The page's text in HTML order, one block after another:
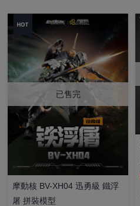
已售完
摩動核 BV-XH04 迅勇級 鐵浮
屠 拼裝模型